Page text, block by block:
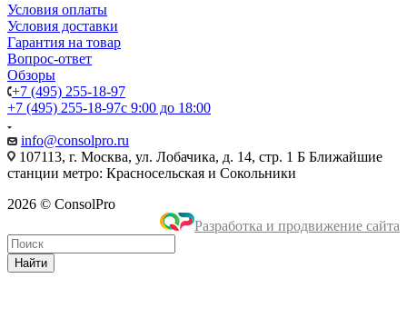
Условия оплаты
Условия доставки
Гарантия на товар
Вопрос-ответ
Обзоры
+7 (495) 255-18-97
+7 (495) 255-18-97с 9:00 до 18:00
info@consolpro.ru
107113, г. Москва, ул. Лобачика, д. 14, стр. 1 Б Ближайшие
станции метро: Красносельская и Сокольники
2026 © ConsolPro
Разработка и продвижение сайта
Найти